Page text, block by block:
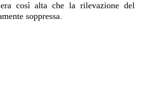
così alta che la rilevazione del
soppressa.